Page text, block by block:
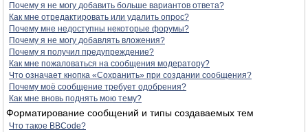
Почему я не могу добавить больше вариантов ответа?
Как мне отредактировать или удалить опрос?
Почему мне недоступны некоторые форумы?
Почему я не могу добавлять вложения?
Почему я получил предупреждение?
Как мне пожаловаться на сообщения модератору?
Что означает кнопка «Сохранить» при создании сообщения?
Почему моё сообщение требует одобрения?
Как мне вновь поднять мою тему?
Форматирование сообщений и типы создаваемых тем
Что такое BBCode?